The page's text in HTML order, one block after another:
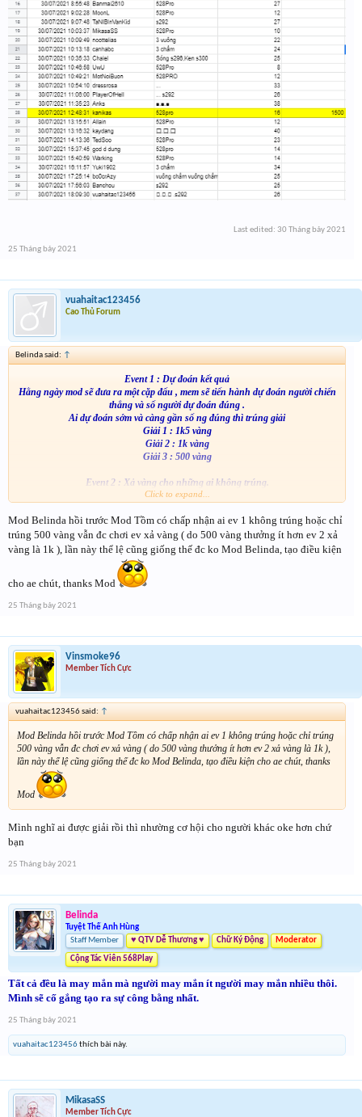
Last edited: 30 Tháng bảy 2021
25 Tháng bảy 2021
vuahaitac123456
Cao Thủ Forum
Belinda said: ↑
Event 1 : Dự đoán kết quả
Hằng ngày mod sẽ đưa ra một cặp đấu , mem sẽ tiến hành dự đoán người chiến
thắng và số người dự đoán đúng .
Ai dự đoán sớm và càng gần số ng đúng thì trúng giải
Giải 1 : 1k5 vàng
Giải 2 : 1k vàng
Giải 3 : 500 vàng
Event 2 : Xả vàng cho những ai không trúng.
Thể lệ: Những ai không trúng vàng trong những ngày diễn ra event 1 sẽ cmt 1
trọn ra 9 người may mắn có số trong cmt gần với số trong vòng quay. Mỗi
người nhận được 1k vàng.
Mỗi ip 1 tk nhé.
Chỉ những ai đã tham gia ev1 mà không trúng mới được tham gia ev2
Click to expand...
Mod Belinda hồi trước Mod Tồm có chấp nhận ai ev 1 không trúng hoặc chỉ
trúng 500 vàng vẫn đc chơi ev xả vàng ( do 500 vàng thưởng ít hơn ev 2 xả
vàng là 1k ), lần này thể lệ cũng giống thế đc ko Mod Belinda, tạo điều kiện
cho ae chút, thanks Mod
25 Tháng bảy 2021
Vinsmoke96
Member Tích Cực
vuahaitac123456 said: ↑
Mod Belinda hồi trước Mod Tồm có chấp nhận ai ev 1 không trúng hoặc chỉ trúng
500 vàng vẫn đc chơi ev xả vàng ( do 500 vàng thưởng ít hơn ev 2 xả vàng là 1k ),
lần này thể lệ cũng giống thế đc ko Mod Belinda, tạo điều kiện cho ae chút, thanks
Mod
Mình nghĩ ai được giải rồi thì nhường cơ hội cho người khác oke hơn chứ
bạn
25 Tháng bảy 2021
Belinda
Tuyệt Thế Anh Hùng
Staff Member
♥ QTV Dễ Thương ♥ Chữ Ký Động Moderator
Cộng Tác Viên 568Play
Tất cả đều là may mắn mà người may mắn ít người may mắn nhiều thôi.
Mình sẽ cố gắng tạo ra sự công bằng nhất.
25 Tháng bảy 2021
vuahaitac123456thích bài này.
MikasaSS
Member Tích Cực